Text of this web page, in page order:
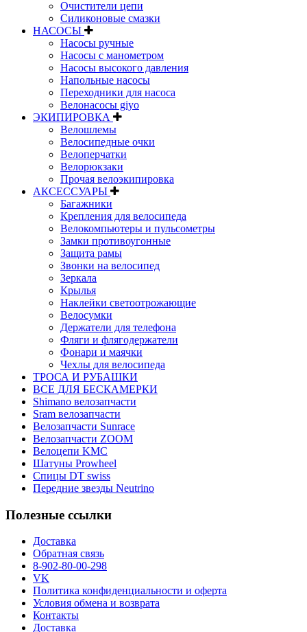
Очистители цепи
Силиконовые смазки
НАСОСЫ
Насосы ручные
Насосы с манометром
Насосы высокого давления
Напольные насосы
Переходники для насоса
Велонасосы giyo
ЭКИПИРОВКА
Велошлемы
Велосипедные очки
Велоперчатки
Велорюкзаки
Прочая велоэкипировка
АКСЕССУАРЫ
Багажники
Крепления для велосипеда
Велокомпьютеры и пульсометры
Замки противоугонные
Защита рамы
Звонки на велосипед
Зеркала
Крылья
Наклейки светоотрожающие
Велосумки
Держатели для телефона
Фляги и флягодержатели
Фонари и маячки
Чехлы для велосипеда
ТРОСА И РУБАШКИ
ВСЕ ДЛЯ БЕСКАМЕРКИ
Shimano велозапчасти
Sram велозапчасти
Велозапчасти Sunrace
Велозапчасти ZOOM
Велоцепи KMC
Шатуны Prowheel
Спицы DT swiss
Передние звезды Neutrino
Полезные ссылки
Доставка
Обратная связь
8-902-80-00-298
VK
Политика конфиденциальности и оферта
Условия обмена и возврата
Контакты
Доставка